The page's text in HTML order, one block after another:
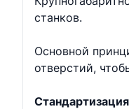
станков.
Основной
отверстий,